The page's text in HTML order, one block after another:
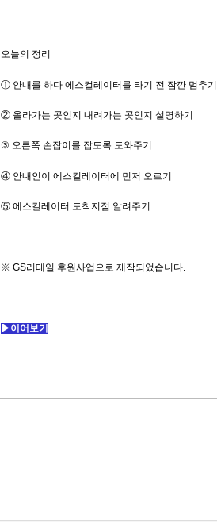
오늘의 정리
① 안내를 하다 에스컬레이터를 타기 전 잠깐 멈추기
② 올라가는 곳인지 내려가는 곳인지 설명하기
③ 오른쪽 손잡이를 잡도록 도와주기
④ 안내인이 에스컬레이터에 먼저 오르기
⑤ 에스컬레이터 도착지점 알려주기
※ GS리테일 후원사업으로 제작되었습니다.
▶이어보기